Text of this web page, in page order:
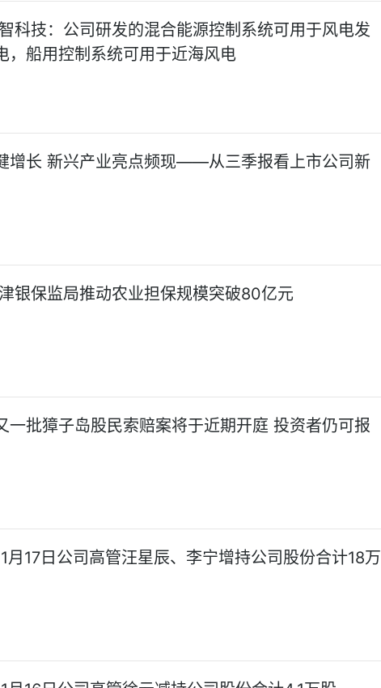
科技：公司研发的混合能源控制系统可用于风电发
，船用控制系统可用于近海风电
增长 新兴产业亮点频现——从三季报看上市公司新
银保监局推动农业担保规模突破80亿元
一批獐子岛股民索赔案将于近期开庭 投资者仍可报
月17日公司高管汪星辰、李宁增持公司股份合计18万